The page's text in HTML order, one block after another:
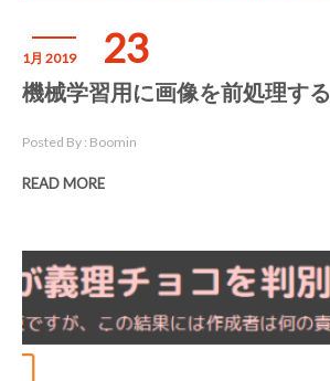
1月 2019 23
機械学習用に画像を前処理する
Posted By : Boomin
READ MORE